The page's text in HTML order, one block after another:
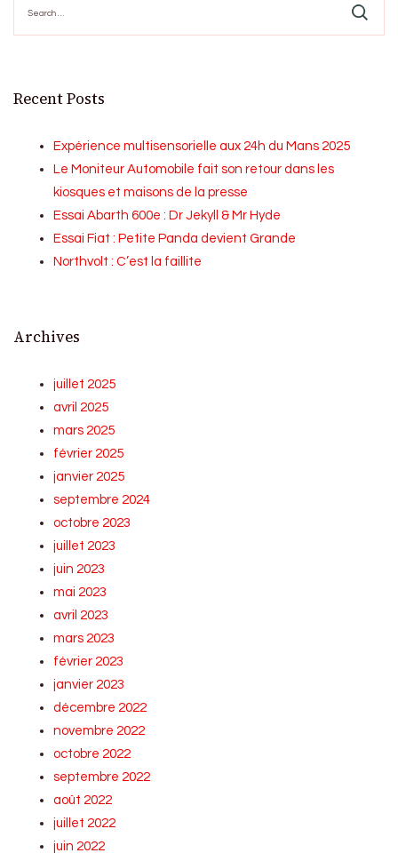
for:
Recent Posts
Expérience multisensorielle aux 24h du Mans 2025
Le Moniteur Automobile fait son retour dans les
kiosques et maisons de la presse
Essai Abarth 600e : Dr Jekyll & Mr Hyde
Essai Fiat : Petite Panda devient Grande
Northvolt : C’est la faillite
Archives
juillet 2025
avril 2025
mars 2025
février 2025
janvier 2025
septembre 2024
octobre 2023
juillet 2023
juin 2023
mai 2023
avril 2023
mars 2023
février 2023
janvier 2023
décembre 2022
novembre 2022
octobre 2022
septembre 2022
août 2022
juillet 2022
juin 2022